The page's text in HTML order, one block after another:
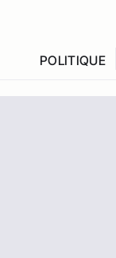
POLITIQUE